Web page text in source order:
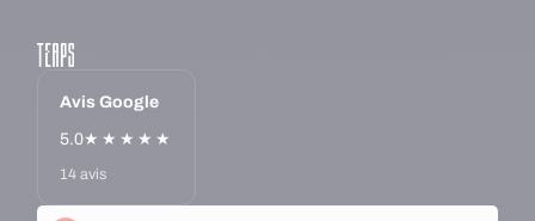
Avis Google
5.0★★★★★
14 avis